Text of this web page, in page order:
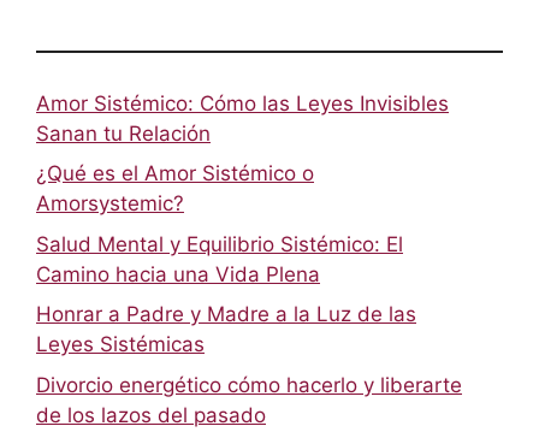
Amor Sistémico: Cómo las Leyes Invisibles
Sanan tu Relación
¿Qué es el Amor Sistémico o
Amorsystemic?
Salud Mental y Equilibrio Sistémico: El
Camino hacia una Vida Plena
Honrar a Padre y Madre a la Luz de las
Leyes Sistémicas
Divorcio energético cómo hacerlo y liberarte
de los lazos del pasado